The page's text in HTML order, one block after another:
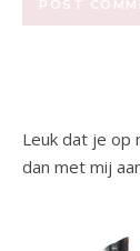
Leuk dat je op
dan met mij